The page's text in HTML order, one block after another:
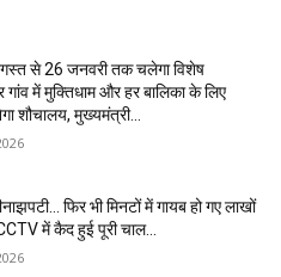
से 26 जनवरी तक चलेगा विशेष
गांव में मुक्तिधाम और हर बालिका के लिए
शौचालय, मुख्यमंत्री...
फिर भी मिनटों में गायब हो गए लाखों
में कैद हुई पूरी चाल…